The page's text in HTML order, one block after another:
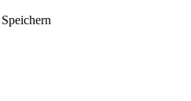
Speichern